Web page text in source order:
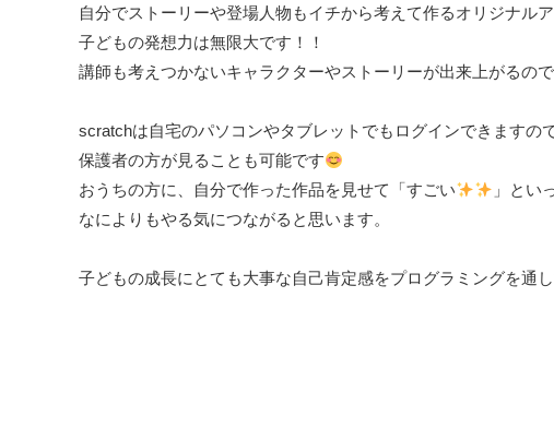
自分でストーリーや登場人物もイチから考えて作るオリジナル
子どもの発想力は無限大です！！
講師も考えつかないキャラクターやストーリーが出来上がるの
scratchは自宅のパソコンやタブレットでもログインできますの
保護者の方が見ることも可能です
おうちの方に、自分で作った作品を見せて「すごい
」とい
なによりもやる気につながると思います。
子どもの成長にとても大事な自己肯定感をプログラミングを通